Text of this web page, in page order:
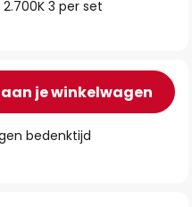
3 per set
je winkelwagen
bedenktijd